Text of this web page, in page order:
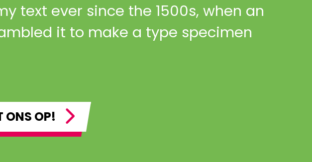
text ever since the 1500s, when an
it to make a type specimen
ONS OP!